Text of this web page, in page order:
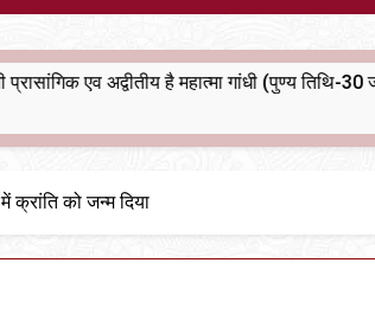
भारतीय राजनीति में आज भी प्रासांगिक एव अद्वीतीय है महात्मा गांधी (पुण्य तिथि-30 जनवरी पर विशेष)
क्रांति को जन्म दिया